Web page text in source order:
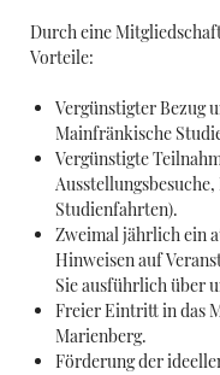
Durch eine
Vorteile:
Vergünstigter Bezug
Mainfränkische
Vergünstigte
Studienfahrten).
Zweimal jährlich ein
Hinweisen auf
Sie ausführlich über
Freier Eintritt in das
Marienberg.
Förderung der